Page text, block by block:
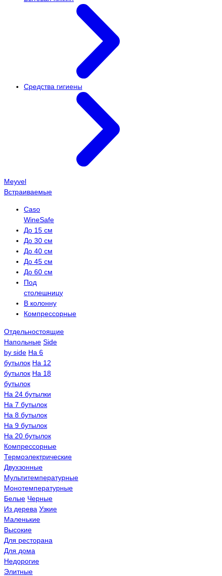
Средства гигиены
Meyvel
Встраиваемые
Caso
WineSafe
До 15 см
До 30 см
До 40 см
До 45 см
До 60 см
Под
столешницу
В колонну
Компрессорные
Отдельностоящие
Напольные Side
by side На 6
бутылок На 12
бутылок На 18
бутылок
На 24 бутылки
На 7 бутылок
На 8 бутылок
На 9 бутылок
На 20 бутылок
Компрессорные
Термоэлектрические
Двухзонные
Мультитемпературные
Монотемпературные
Белые Черные
Из дерева Узкие
Маленькие
Высокие
Для ресторана
Для дома
Недорогие
Элитные